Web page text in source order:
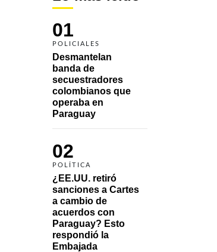
01
POLICIALES
Desmantelan
banda de
secuestradores
colombianos que
operaba en
Paraguay
02
POLÍTICA
¿EE.UU. retiró
sanciones a Cartes
a cambio de
acuerdos con
Paraguay? Esto
respondió la
Embajada